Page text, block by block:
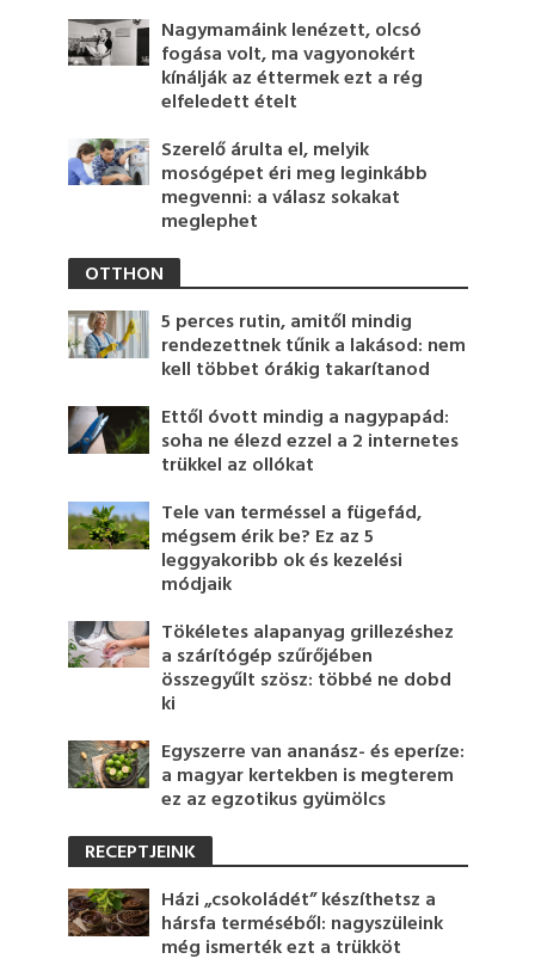
Nagymamáink lenézett, olcsó
fogása volt, ma vagyonokért
kínálják az éttermek ezt a rég
elfeledett ételt
Szerelő árulta el, melyik
mosógépet éri meg leginkább
megvenni: a válasz sokakat
meglephet
OTTHON
5 perces rutin, amitől mindig
rendezettnek tűnik a lakásod: nem
kell többet órákig takarítanod
Ettől óvott mindig a nagypapád:
soha ne élezd ezzel a 2 internetes
trükkel az ollókat
Tele van terméssel a fügefád,
mégsem érik be? Ez az 5
leggyakoribb ok és kezelési
módjaik
Tökéletes alapanyag grillezéshez
a szárítógép szűrőjében
összegyűlt szösz: többé ne dobd
ki
Egyszerre van ananász- és eperíze:
a magyar kertekben is megterem
ez az egzotikus gyümölcs
RECEPTJEINK
Házi „csokoládét” készíthetsz a
hársfa terméséből: nagyszüleink
még ismerték ezt a trükköt